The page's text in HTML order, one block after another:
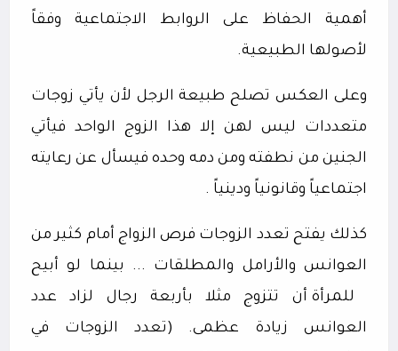
أهمية الحفاظ على الروابط الاجتماعية وفقاً
لأصولها الطبيعية.
وعلى العكس تصلح طبيعة الرجل لأن يأتي زوجات
متعددات ليس لهن إلا هذا الزوج الواحد فيأتي
الجنين من نطفته ومن دمه وحده فيسأل عن رعايته
اجتماعياً وقانونياً ودينياً .
كذلك يفتح تعدد الزوجات فرص الزواج أمام كثير من
العوانس والأرامل والمطلقات ... بينما لو أبيح
للمرأة أن تتزوج مثلا بأربعة رجال لزاد عدد
العوانس زيادة عظمى. (تعدد الزوجات في